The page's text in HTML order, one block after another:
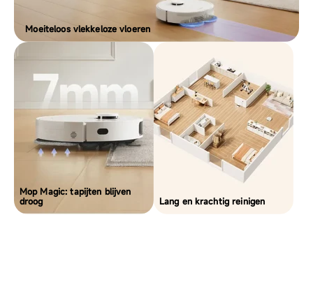
Moeiteloos vlekkeloze vloeren
Mop Magic: tapijten blijven
droog
Lang en krachtig reinigen